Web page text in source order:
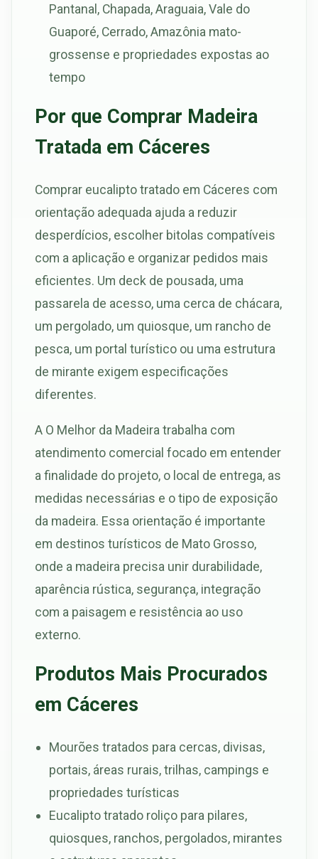
Pantanal, Chapada, Araguaia, Vale do
Guaporé, Cerrado, Amazônia mato-
grossense e propriedades expostas ao
tempo
Por que Comprar Madeira
Tratada em Cáceres
Comprar eucalipto tratado em Cáceres com
orientação adequada ajuda a reduzir
desperdícios, escolher bitolas compatíveis
com a aplicação e organizar pedidos mais
eficientes. Um deck de pousada, uma
passarela de acesso, uma cerca de chácara,
um pergolado, um quiosque, um rancho de
pesca, um portal turístico ou uma estrutura
de mirante exigem especificações
diferentes.
A O Melhor da Madeira trabalha com
atendimento comercial focado em entender
a finalidade do projeto, o local de entrega, as
medidas necessárias e o tipo de exposição
da madeira. Essa orientação é importante
em destinos turísticos de Mato Grosso,
onde a madeira precisa unir durabilidade,
aparência rústica, segurança, integração
com a paisagem e resistência ao uso
externo.
Produtos Mais Procurados
em Cáceres
Mourões tratados para cercas, divisas,
portais, áreas rurais, trilhas, campings e
propriedades turísticas
Eucalipto tratado roliço para pilares,
quiosques, ranchos, pergolados, mirantes